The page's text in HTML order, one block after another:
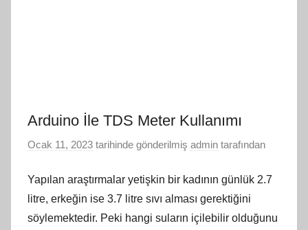
Arduino İle TDS Meter Kullanımı
Ocak 11, 2023 tarihinde gönderilmiş admin tarafından
Yapılan araştırmalar yetişkin bir kadının günlük 2.7
litre, erkeğin ise 3.7 litre sıvı alması gerektiğini
söylemektedir. Peki hangi suların içilebilir olduğunu